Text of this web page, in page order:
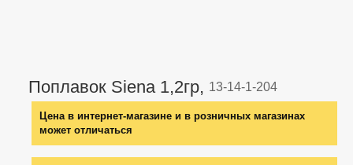
Поплавок Siena 1,2гр, 13-14-1-204
Цена в интернет-магазине и в розничных магазинах
может отличаться